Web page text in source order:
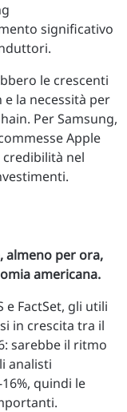
significativo
le crescenti
la necessità per
Per Samsung,
Apple
nel
almeno per ora,
americana.
e FactSet, gli utili
in crescita tra il
sarebbe il ritmo
analisti
quindi le